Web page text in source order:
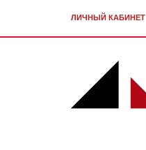
ЛИЧНЫЙ КАБИНЕТ